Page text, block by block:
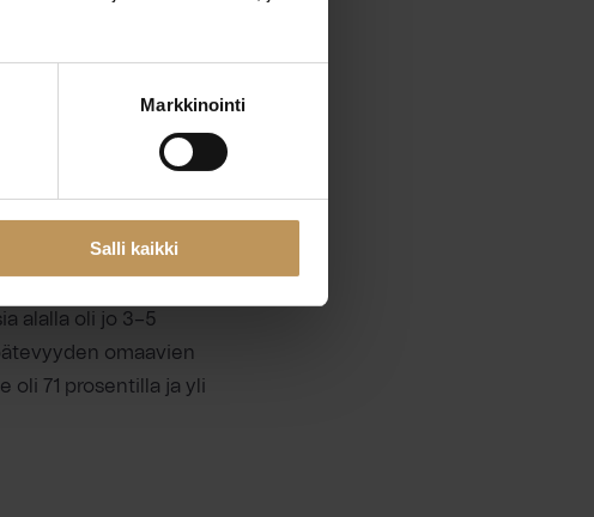
Markkinointi
Salli kaikki
tutkinto vajaalla
koe suoritettuna.
alalla oli jo 3–5
omaavien
oli 71 prosentilla ja yli